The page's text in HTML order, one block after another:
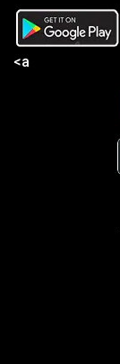
<a